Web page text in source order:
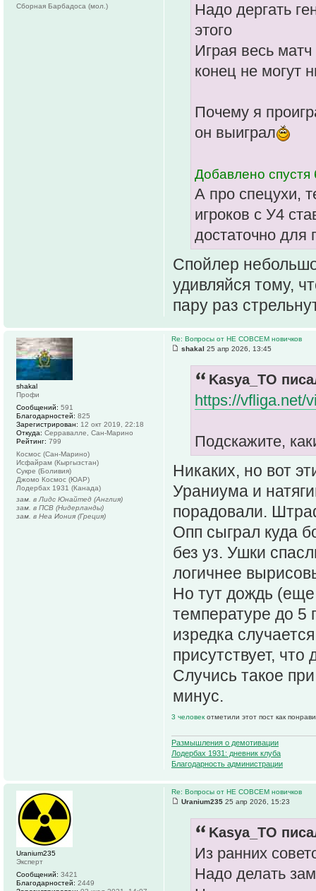
Надо дергать
этого
Играя весь
конец не могут
Почему я
он выиграл
Добавлено спустя
А про спецухи,
игроков с У4
достаточно для
Спойлер
удивляйся тому,
пару раз
Сборная Барбадоса (мол.)
Re: Вопросы от НЕ СОВСЕМ новичков
shakal 25 апр 2026, 13:45
Kasya_TO
https://vfliga.net/
Подскажите,
Никаких, но вот
Ураниума и
порадовали.
Опп сыграл куда
без уз. Ушки
логичнее
Но тут дождь (еще
температуре до 5
изредка
присутствует,
Случись такое
минус.
3 человекотметили этот пост как
Размышления о демотивации
Лодербах 1931: дневник клуба
Благодарность администрации
shakal
Профи
Сообщений: 591
Благодарностей: 825
Зарегистрирован: 12 окт 2019, 22:18
Откуда: Серравалле, Сан-Марино
Рейтинг: 799
Космос (Сан-Марино)
Исфайрам (Кыргызстан)
Сукре (Боливия)
Джомо Космос (ЮАР)
Лодербах 1931 (Канада)
зам. в Лидс Юнайтед (Англия)
зам. в ПСВ (Нидерланды)
зам. в Неа Иония (Греция)
Re: Вопросы от НЕ СОВСЕМ новичков
Uranium235 25 апр 2026, 15:23
Kasya_TO
Из ранних
Надо делать
Uranium235
Эксперт
Сообщений: 3421
Благодарностей: 2449